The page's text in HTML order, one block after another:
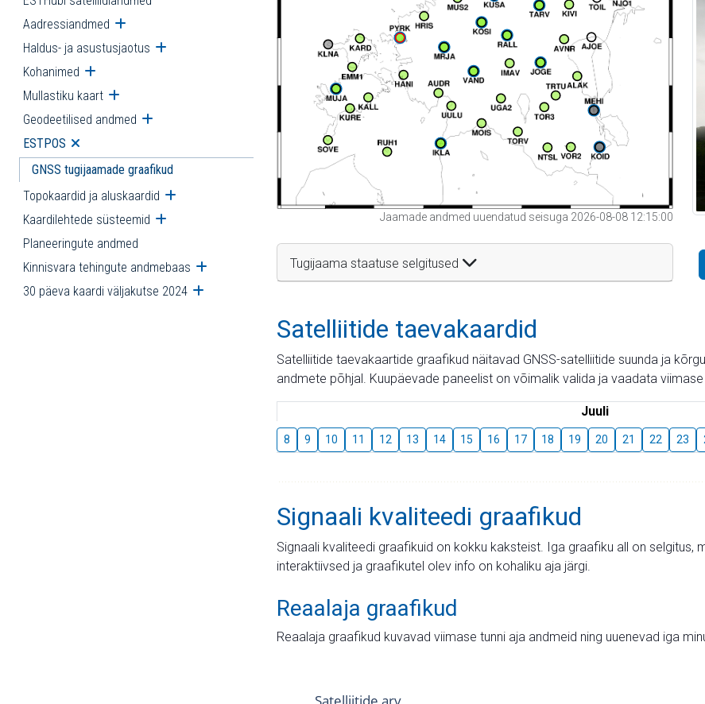
Aadressiandmed Ava alammenüü
Haldus- ja asustusjaotus Ava alammenüü
Kohanimed Ava alammenüü
Mullastiku kaart Ava alammenüü
Geodeetilised andmed Ava alammenüü
ESTPOS Ava alammenüü
GNSS tugijaamade graafikud
Topokaardid ja aluskaardid Ava alammenüü
Kaardilehtede süsteemid Ava alammenüü
Planeeringute andmed
Kinnisvara tehingute andmebaas Ava alammenüü
30 päeva kaardi väljakutse 2024 Ava alammenüü
Jaamade andmed uuendatud seisuga 2026-08-08 12:15:00
Tugijaama staatuse selgitused
Satelliitide taevakaardid
Satelliitide taevakaartide graafikud näitavad GNSS-satelliitide suunda ja
andmete põhjal. Kuupäevade paneelist on võimalik valida ja vaadata
Juuli
8 9 10 11 12 13 14 15 16 17 18 19 20 21 22 23
Signaali kvaliteedi graafikud
Signaali kvaliteedi graafikuid on kokku kaksteist. Iga graafiku all on selgitus,
interaktiivsed ja graafikutel olev info on kohaliku aja järgi.
Reaalaja graafikud
Reaalaja graafikud kuvavad viimase tunni aja andmeid ning uuenevad iga